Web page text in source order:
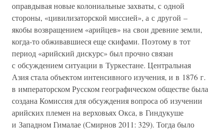
оправдывая новые колониальные захваты, с одной
стороны, «цивилизаторской миссией», а с другой –
якобы возвращением «арийцев» на свои древние земли,
когда-то обживавшиеся еще скифами. Поэтому в тот
период «арийский дискурс» был прочно связан
с обсуждением ситуации в Туркестане. Центральная
Азия стала объектом интенсивного изучения, и в 1876 г.
в императорском Русском географическом обществе была
создана Комиссия для обсуждения вопроса об изучении
арийских племен на верховьях Окса, в Гиндукуше
и Западном Гималае (Смирнов 2011: 329). Тогда было